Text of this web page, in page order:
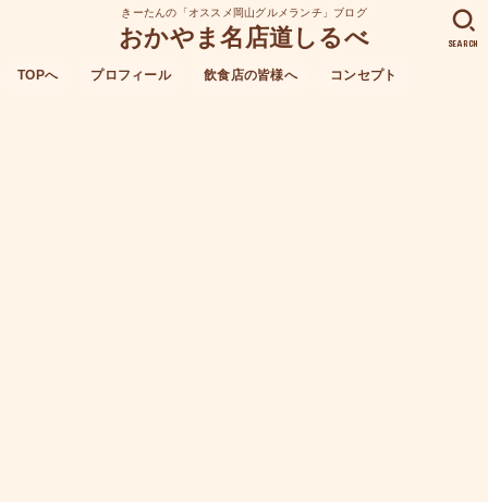
きーたんの「オススメ岡山グルメランチ」ブログ
おかやま名店道しるべ
TOPへ プロフィール 飲食店の皆様へ コンセプト
SEARCH